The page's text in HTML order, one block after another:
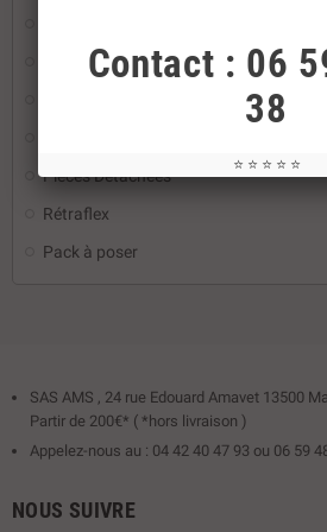
Kit installation
Pièces Détachées
Rétraflex
Pack à poser
SAS AMS , 24 rue Edouard Amavet 13500
Partir de 200€* ( *hors livraison )
Appelez-nous au : 04 42 40 47 93 ou 06 59
NOUS SUIVRE
Contact : 06
38
⭐ ⭐ ⭐ ⭐ ⭐